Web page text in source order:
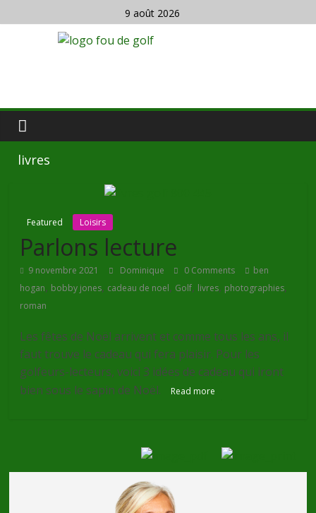
9 août 2026
livres
Featured Loisirs
Parlons lecture
9 novembre 2021 Dominique 0 Comments
ben
hogan, bobby jones, cadeau de noel, Golf, livres, photographies,
roman
Les fêtes de Noël arrivent et comme tous les ans, il
faut trouve le cadeau qui fera plaisir. Pour les
golfeurs-lecteurs, voici 3 idées de cadeau qui iront
bien sous le sapin de Noël.
Read more